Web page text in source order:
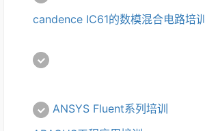
candence IC61的数模混合电路培训
ANSYS Fluent系列培训